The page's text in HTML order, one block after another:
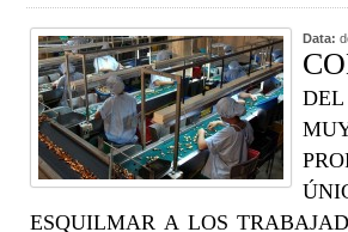
Data:
del
esquilmar a los